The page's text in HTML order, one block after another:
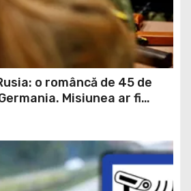
o româncă de 45 de
Misiunea ar fi